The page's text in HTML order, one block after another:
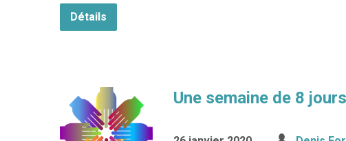
Détails
Une semaine de 8